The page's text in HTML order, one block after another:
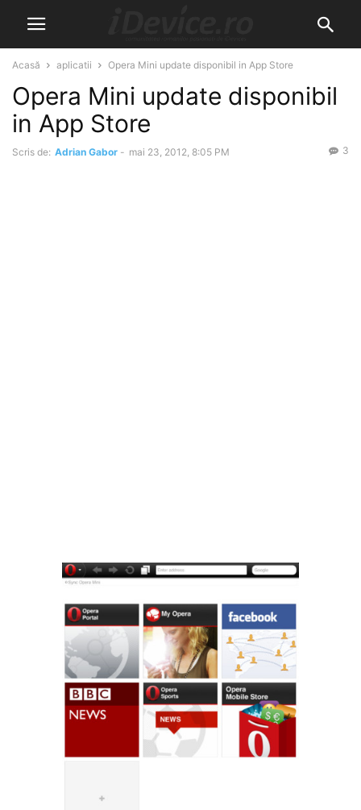
Acasă aplicatii Opera Mini update disponibil in App Store
Opera Mini update disponibil
in App Store
Scris de: Adrian Gabor - mai 23, 2012, 8:05 PM 3